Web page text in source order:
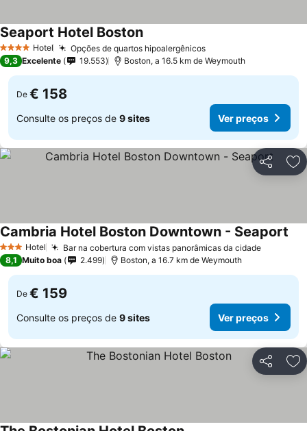
4 EstrelasHotel Opções de quartos hipoalergênicos
Seaport Hotel Boston
9,3 Excelente 19.553 Boston, a 16.5 km de Weymouth
De € 158
Consulte os preços de 9 sites Ver preços
Partilhar
3 EstrelasHotel Bar na cobertura com vistas panorâmicas da cidade
Cambria Hotel Boston Downtown - Seaport
8,1 Muito boa 2.499 Boston, a 16.7 km de Weymouth
De € 159
Consulte os preços de 9 sites Ver preços
Partilhar